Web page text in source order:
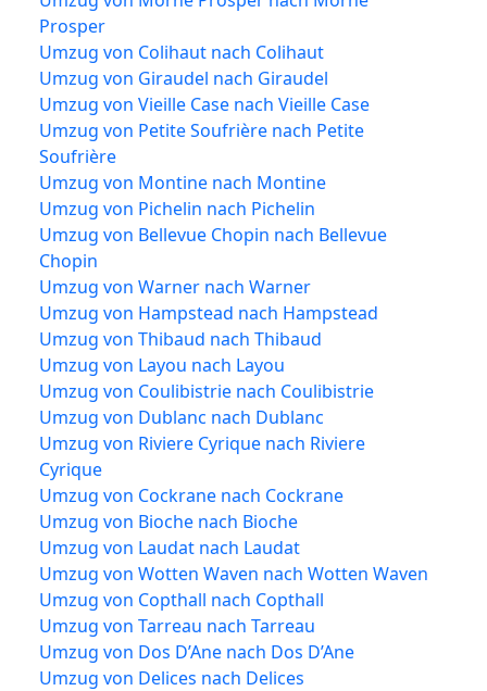
Prosper
Umzug von Colihaut nach Colihaut
Umzug von Giraudel nach Giraudel
Umzug von Vieille Case nach Vieille Case
Umzug von Petite Soufrière nach Petite
Soufrière
Umzug von Montine nach Montine
Umzug von Pichelin nach Pichelin
Umzug von Bellevue Chopin nach Bellevue
Chopin
Umzug von Warner nach Warner
Umzug von Hampstead nach Hampstead
Umzug von Thibaud nach Thibaud
Umzug von Layou nach Layou
Umzug von Coulibistrie nach Coulibistrie
Umzug von Dublanc nach Dublanc
Umzug von Riviere Cyrique nach Riviere
Cyrique
Umzug von Cockrane nach Cockrane
Umzug von Bioche nach Bioche
Umzug von Laudat nach Laudat
Umzug von Wotten Waven nach Wotten Waven
Umzug von Copthall nach Copthall
Umzug von Tarreau nach Tarreau
Umzug von Dos D’Ane nach Dos D’Ane
Umzug von Delices nach Delices